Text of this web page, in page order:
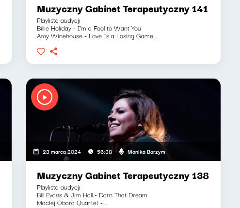
Muzyczny Gabinet Terapeutyczny 141
Playlista audycji:
Billie Holiday - I'm a Fool to Want You
Amy Winehouse - Love Is a Losing Game...
23 marca 2024 56:38 Monika Borzym
Muzyczny Gabinet Terapeutyczny 138
Playlista audycji:
Bill Evans & Jim Hall - Darn That Dream
Maciej Obara Quartet -...